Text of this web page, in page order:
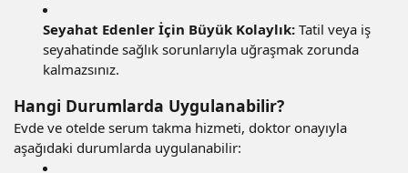
Seyahat Edenler İçin Büyük Kolaylık: Tatil veya iş
seyahatinde sağlık sorunlarıyla uğraşmak zorunda
kalmazsınız.
Hangi Durumlarda Uygulanabilir?
Evde ve otelde serum takma hizmeti, doktor onayıyla
aşağıdaki durumlarda uygulanabilir: